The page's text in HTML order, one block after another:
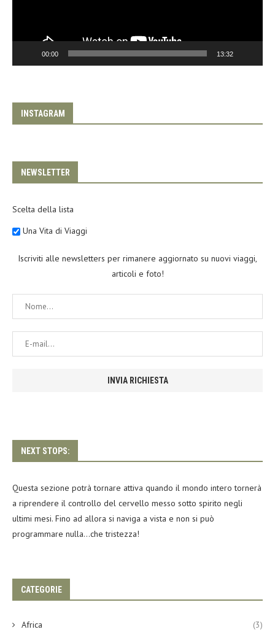
00:00 13:32
INSTAGRAM
NEWSLETTER
Scelta della lista
Una Vita di Viaggi
Iscriviti alle newsletters per rimanere aggiornato su nuovi viaggi,
articoli e foto!
NEXT STOPS:
Questa sezione potrà tornare attiva quando il mondo intero tornerà
a riprendere il controllo del cervello messo sotto spirito negli
ultimi mesi. Fino ad allora si naviga a vista e non si può
programmare nulla…che tristezza!
CATEGORIE
Africa (3)